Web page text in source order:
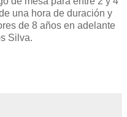
una hora de duración y
de 8 años en adelante
Silva.